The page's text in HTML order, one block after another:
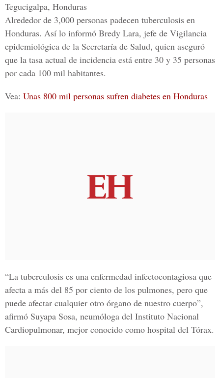
Tegucigalpa, Honduras
Alrededor de 3,000 personas padecen tuberculosis en
Honduras. Así lo informó Bredy Lara, jefe de Vigilancia
epidemiológica de la Secretaría de Salud, quien aseguró
que la tasa actual de incidencia está entre 30 y 35 personas
por cada 100 mil habitantes.
Vea: Unas 800 mil personas sufren diabetes en Honduras
“La tuberculosis es una enfermedad infectocontagiosa que
afecta a más del 85 por ciento de los pulmones, pero que
puede afectar cualquier otro órgano de nuestro cuerpo”,
afirmó Suyapa Sosa, neumóloga del Instituto Nacional
Cardiopulmonar, mejor conocido como hospital del Tórax.